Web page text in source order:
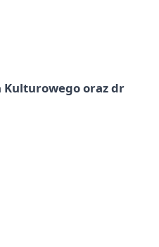
Kulturowego oraz dr